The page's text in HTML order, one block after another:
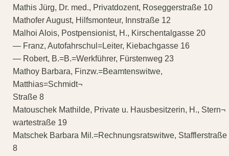
Mathis Jürg, Dr. med., Privatdozent, Roseggerstraße 10
Mathofer August, Hilfsmonteur, Innstraße 12
Malhoi Alois, Postpensionist, H., Kirschentalgasse 20
— Franz, Autofahrschul=Leiter, Kiebachgasse 16
— Robert, B.=B.=Werkführer, Fürstenweg 23
Mathoy Barbara, Finzw.=Beamtenswitwe,
Matthias=Schmidt¬
Straße 8
Matouschek Mathilde, Private u. Hausbesitzerin, H., Stern¬
wartestraße 19
Matschek Barbara Mil.=Rechnungsratswitwe, Stafflerstraße
8